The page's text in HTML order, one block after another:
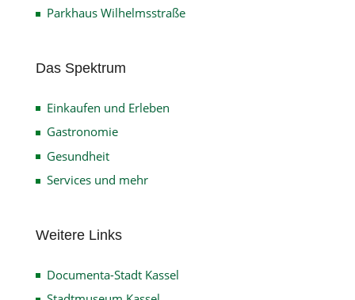
Parkhaus Wilhelmsstraße
Das Spektrum
Einkaufen und Erleben
Gastronomie
Gesundheit
Services und mehr
Weitere Links
Documenta-Stadt Kassel